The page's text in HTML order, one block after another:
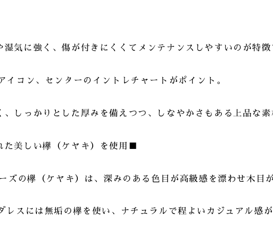
気に強く、傷が付きにくくてメンテナンスしやすいのが特徴
コン、センターのイントレチャートがポイント。
しっかりとした厚みを備えつつ、しなやかさもある上品な素
た美しい欅（ケヤキ）を使用■
の欅（ケヤキ）は、深みのある色目が高級感を漂わせ木目が
スには無垢の欅を使い、ナチュラルで程よいカジュアル感が